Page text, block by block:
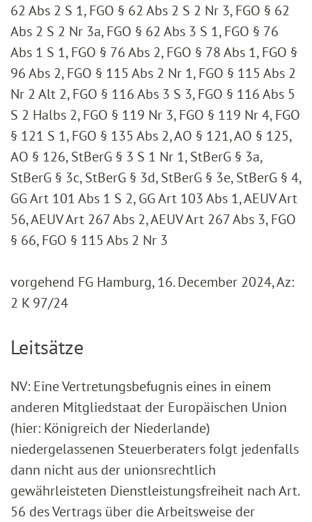
62 Abs 2 S 1, FGO § 62 Abs 2 S 2 Nr 3, FGO § 62
Abs 2 S 2 Nr 3a, FGO § 62 Abs 3 S 1, FGO § 76
Abs 1 S 1, FGO § 76 Abs 2, FGO § 78 Abs 1, FGO §
96 Abs 2, FGO § 115 Abs 2 Nr 1, FGO § 115 Abs 2
Nr 2 Alt 2, FGO § 116 Abs 3 S 3, FGO § 116 Abs 5
S 2 Halbs 2, FGO § 119 Nr 3, FGO § 119 Nr 4, FGO
§ 121 S 1, FGO § 135 Abs 2, AO § 121, AO § 125,
AO § 126, StBerG § 3 S 1 Nr 1, StBerG § 3a,
StBerG § 3c, StBerG § 3d, StBerG § 3e, StBerG § 4,
GG Art 101 Abs 1 S 2, GG Art 103 Abs 1, AEUV Art
56, AEUV Art 267 Abs 2, AEUV Art 267 Abs 3, FGO
§ 66, FGO § 115 Abs 2 Nr 3
vorgehend FG Hamburg, 16. December 2024, Az:
2 K 97/24
Leitsätze
NV: Eine Vertretungsbefugnis eines in einem
anderen Mitgliedstaat der Europäischen Union
(hier: Königreich der Niederlande)
niedergelassenen Steuerberaters folgt jedenfalls
dann nicht aus der unionsrechtlich
gewährleisteten Dienstleistungsfreiheit nach Art.
56 des Vertrags über die Arbeitsweise der